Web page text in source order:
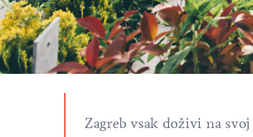
Zagreb vsak doživi na